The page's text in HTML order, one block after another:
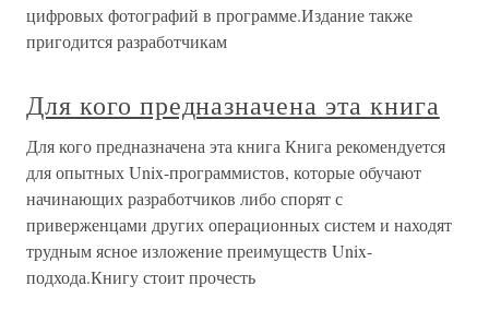
цифровых фотографий в программе.Издание также
пригодится разработчикам
Для кого предназначена эта книга
Для кого предназначена эта книга Книга рекомендуется
для опытных Unix-программистов, которые обучают
начинающих разработчиков либо спорят с
приверженцами других операционных систем и находят
трудным ясное изложение преимуществ Unix-
подхода.Книгу стоит прочесть